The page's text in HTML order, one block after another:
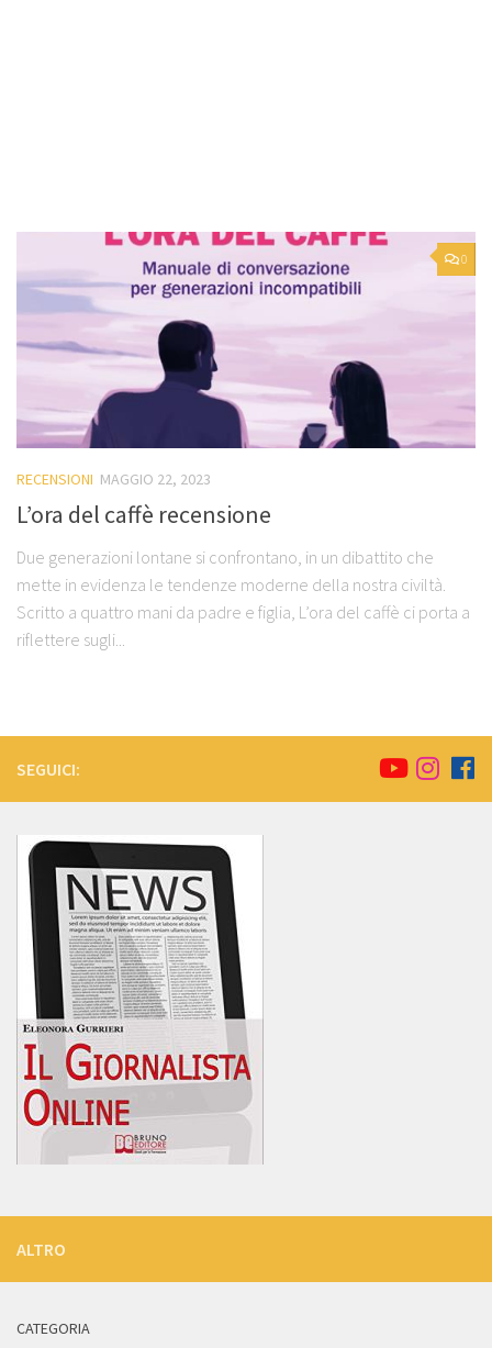
0
RECENSIONI MAGGIO 22, 2023
L’ora del caffè recensione
Due generazioni lontane si confrontano, in un dibattito che
mette in evidenza le tendenze moderne della nostra civiltà.
Scritto a quattro mani da padre e figlia, L’ora del caffè ci porta a
riflettere sugli...
SEGUICI:
ALTRO
CATEGORIA